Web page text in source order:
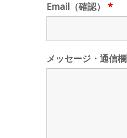
Email（確認） *
メッセージ・通信欄